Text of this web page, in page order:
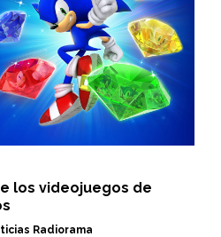
los videojuegos de
Radiorama